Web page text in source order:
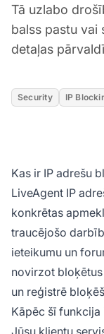
Tā uzlabo
balss pastu vai
detaļas
Security IP
Kas ir IP adrešu
LiveAgent IP
konkrētas
traucējošo
ieteikumu un
novirzot
un reģistrē
Kāpēc šī funkcija
Jūsu klientu